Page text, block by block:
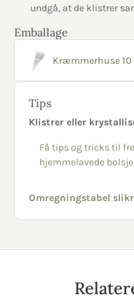
undgå, at de klistrer
Emballage
Kræmmerhuse
Tips
Klistrer eller
Få tips og tricks til
hjemmelavede
Omregningstabel